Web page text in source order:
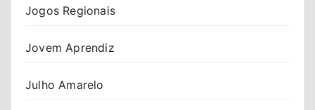
Jogos Regionais
Jovem Aprendiz
Julho Amarelo